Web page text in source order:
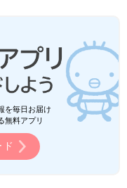
を毎日お届け
無料アプリ